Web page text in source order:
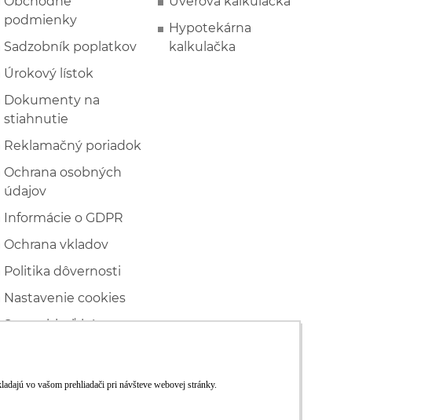
podmienky
Sadzobník poplatkov
Úrokový lístok
Dokumenty na
stiahnutie
Reklamačný poriadok
Ochrana osobných
údajov
Informácie o GDPR
Ochrana vkladov
Politika dôvernosti
Nastavenie cookies
Spotrebiteľské
Hypotekárna
kalkulačka